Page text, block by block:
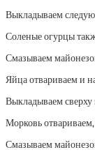
Выкладываем
Соленые огурцы
Смазываем
Яйца отвариваем и
Выкладываем
Морковь
Смазываем